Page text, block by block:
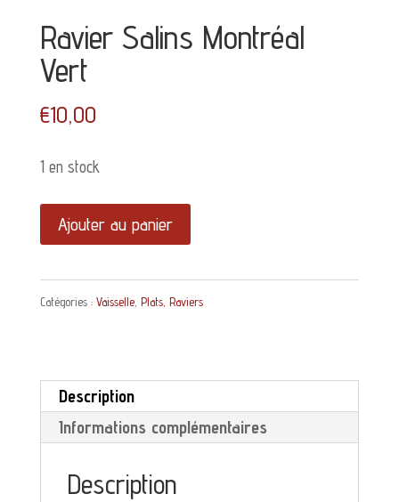
Ravier Salins Montréal
Vert
€10,00
1 en stock
quantité
de
Ravier
Salins
Vert
Ajouter au panier
Catégories : Vaisselle, Plats, Raviers
Description
Informations complémentaires
Description